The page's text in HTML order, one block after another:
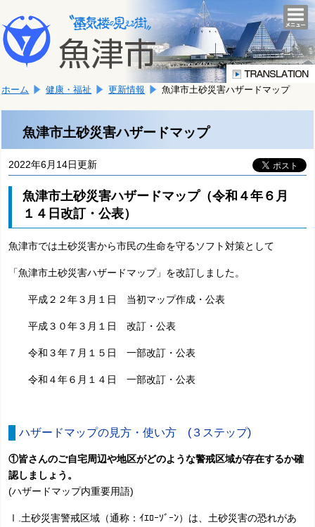
文
へ
移
ま
す。
こ
か
文
ホーム 健康・福祉 更新情報 魚津市土砂災害ハザードマップ
魚津市土砂災害ハザードマップ
2022年6月14日更新
魚津市土砂災害ハザードマップ（令和４年６月
１４日改訂・公表）
魚津市では土砂災害から市民の生命を守るソフト対策として
「魚津市土砂災害ハザードマップ」を改訂しました。
平成２２年３月１日 当初マップ作成・公表
平成３０年３月１日 改訂・公表
令和３年７月１５日 一部改訂・公表
令和４年６月１４日 一部改訂・公表
ハザードマップの見方・使い方 (３ステップ)
①皆さんのご自宅周辺や地区がどのような警戒区域が存在するか確
認しましょう。
(ハザードマップ内重要用語)
Ⅰ.土砂災害警戒区域（通称：ｲｴﾛｰｿﾞｰﾝ）は、土砂災害の恐れがあ